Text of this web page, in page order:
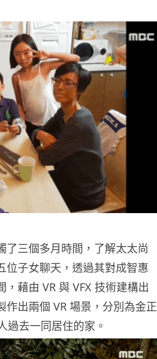
了三個多月時間，了解太太尚
位子女聊天，透過其對成智惠
藉由 VR 與 VFX 技術建構出
出兩個 VR 場景，分別為金正
過去一同居住的家。